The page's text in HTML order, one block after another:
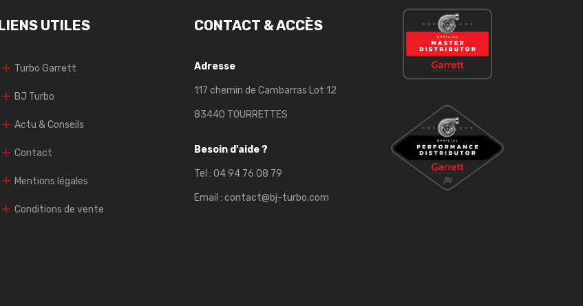
LIENS UTILES
Turbo Garrett
BJ Turbo
Actu & Conseils
Contact
Mentions légales
Conditions de vente
CONTACT & ACCÈS
Adresse
117 chemin de Cambarras Lot 12
83440 TOURRETTES
Besoin d'aide ?
Tel : 04 94 76 08 79
Email : contact@bj-turbo.com